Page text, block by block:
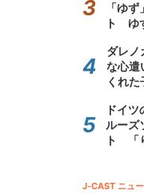
「ゆ
ト ゆ
ダレノ
な心遣
くれた
ドイ
ルーズ
ト 「
J-CAST ニュ